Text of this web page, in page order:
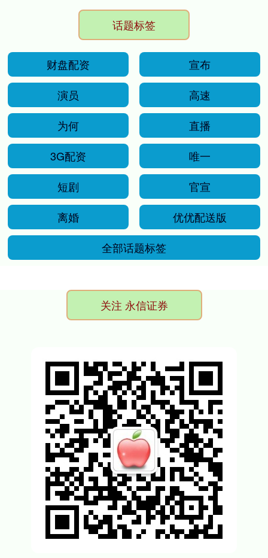
话题标签
财盘配资
宣布
演员
高速
为何
直播
3G配资
唯一
短剧
官宣
离婚
优优配送版
全部话题标签
关注 永信证券